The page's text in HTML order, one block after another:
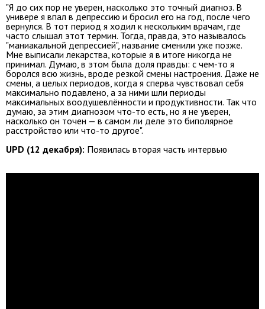
"Я до сих пор не уверен, насколько это точный диагноз. В
универе я впал в депрессию и бросил его на год, после чего
вернулся. В тот период я ходил к нескольким врачам, где
часто слышал этот термин. Тогда, правда, это называлось
"маниакальной депрессией", название сменили уже позже.
Мне выписали лекарства, которые я в итоге никогда не
принимал. Думаю, в этом была доля правды: с чем-то я
боролся всю жизнь, вроде резкой смены настроения. Даже не
смены, а целых периодов, когда я сперва чувствовал себя
максимально подавлено, а за ними шли периоды
максимальных воодушевлённости и продуктивности. Так что
думаю, за этим диагнозом что-то есть, но я не уверен,
насколько он точен — в самом ли деле это биполярное
расстройство или что-то другое".
UPD (12 декабря): Появилась вторая часть интервью